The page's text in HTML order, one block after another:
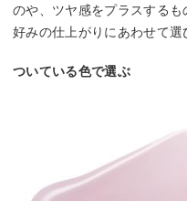
のや、ツヤ感をプラスする
好みの仕上がりにあわせて選
ついている色で選ぶ